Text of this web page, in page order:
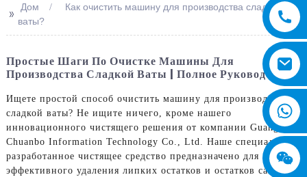
>> Дом
Как очистить машину для производства сладкой
ваты?
Простые Шаги По Очистке Машины Для
Производства Сладкой Ваты | Полное Руководство
Ищете простой способ очистить машину для производства
сладкой ваты? Не ищите ничего, кроме нашего
инновационного чистящего решения от компании Guangzhou
Chuanbo Information Technology Co., Ltd. Наше специально
разработанное чистящее средство предназначено для
эффективного удаления липких остатков и остатков сахара с